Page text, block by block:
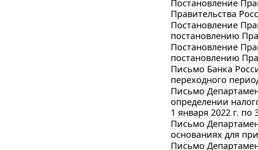
Постановление
Правительства
Постановление
постановлению
Постановление
постановлению
Письмо Банка
переходного
Письмо
определении
1 января 2022 г. по
Письмо
основаниях для
Письмо